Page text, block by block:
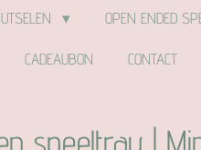
OPEN ENDED
CADEAUBON CONTACT
speeltray |